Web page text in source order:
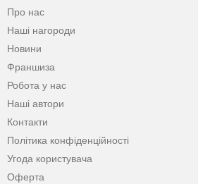
Про нас
Наші нагороди
Новини
Франшиза
Робота у нас
Наші автори
Контакти
Політика конфіденційності
Угода користувача
Оферта